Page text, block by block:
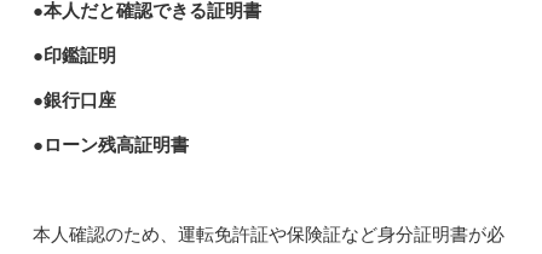
●本人だと確認できる証明書
●印鑑証明
●銀行口座
●ローン残高証明書
本人確認のため、運転免許証や保険証など身分証明書が必